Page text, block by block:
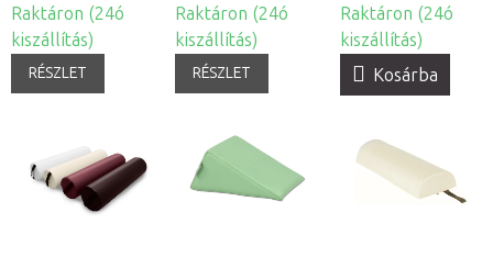
Raktáron (24ó
kiszállítás)
RÉSZLET
Raktáron (24ó
kiszállítás)
RÉSZLET
Raktáron (24ó
kiszállítás)
Kosárba